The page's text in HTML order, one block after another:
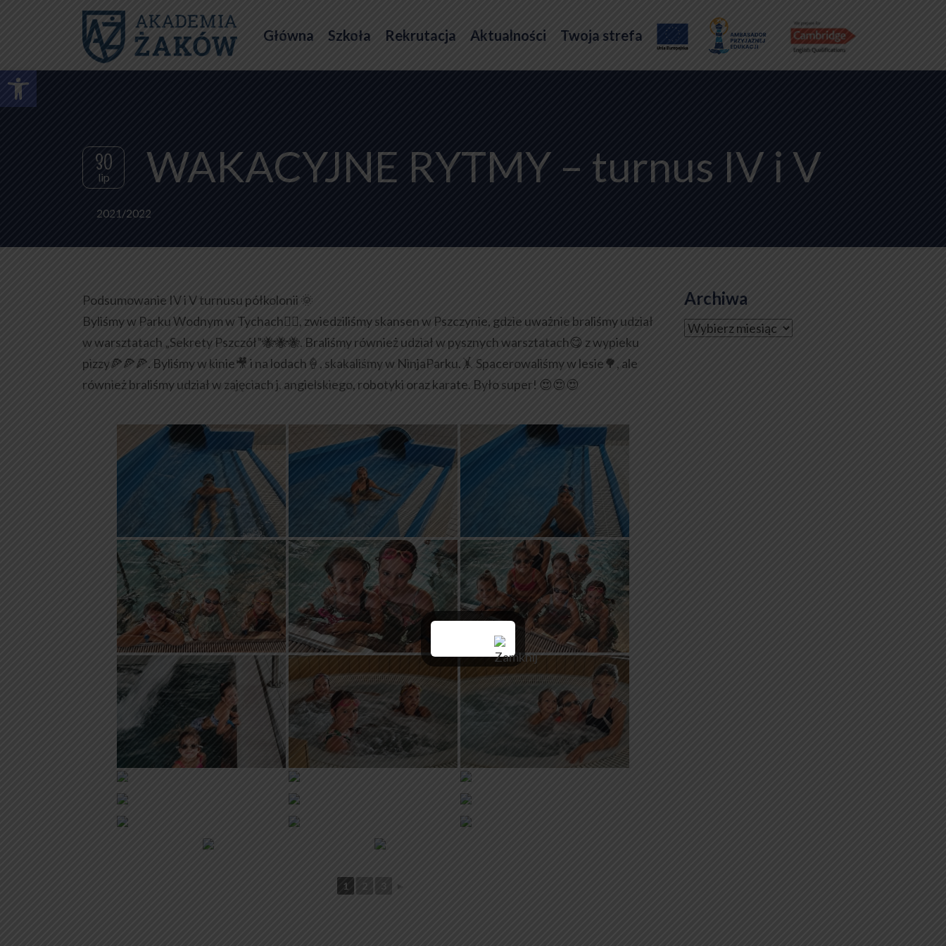
Główna Szkoła Rekrutacja Aktualności Twoja strefa
30
lip WAKACYJNE RYTMY – turnus IV i V
2021/2022
Podsumowanie IV i V turnusu półkolonii 🌞
Byliśmy w Parku Wodnym w Tychach🏊‍♀, zwiedziliśmy skansen w Pszczynie, gdzie uważnie braliśmy udział
w warsztatach „Sekrety Pszczół”🐝🐝🐝. Braliśmy również udział w pysznych warsztatach😋 z wypieku
pizzy🍕🍕🍕. Byliśmy w kinie🎥 i na lodach🍦, skakaliśmy w NinjaParku.🤸 Spacerowaliśmy w lesie🌳, ale
również braliśmy udział w zajęciach j. angielskiego, robotyki oraz karate. Było super! 😍😍😍
1 2 3 ►
Archiwa
Archiwa
Otwórz pasek narzędzi